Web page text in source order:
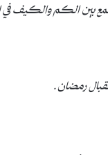
بين الكم والكيف في
رمضان.